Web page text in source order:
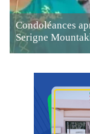
Condoléances
Serigne